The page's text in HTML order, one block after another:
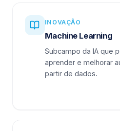
INOVAÇÃO
Machine Learning
Subcampo da IA que
aprender e melhorar
partir de dados.